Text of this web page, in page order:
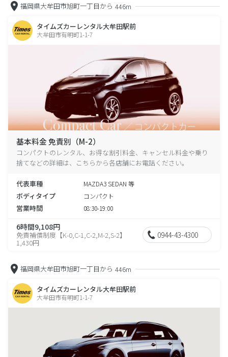
福岡県大牟田市旭町一丁目から 446m
タイムズカーレンタル大牟田駅前
大牟田市有明町1-1-7
基本料金 免責別（M-2）
コンパクトのレンタル、お得な割引料金、キャンセル料金や乗り
捨てなどの詳細は、こちらから各店舗にお電話ください。
代表車種 MAZDA3 SEDAN 等
ボディタイプ コンパクト
営業時間 08:30-19:00
6時間9,108円
免責補償制度【K-0,C-1,C-2,M-2,S-2】
1,430円
0944-43-4300
福岡県大牟田市旭町一丁目から 446m
タイムズカーレンタル大牟田駅前
大牟田市有明町1-1-7